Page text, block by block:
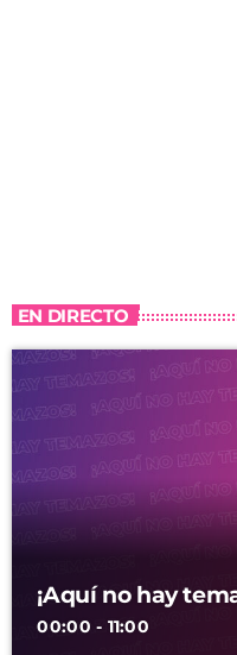
EN DIRECTO
¡Aquí no hay
00:00 - 11:00